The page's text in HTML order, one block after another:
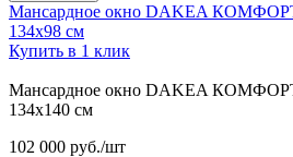
Мансардное окно DAKEA
134х98 см
Купить в 1 клик
Мансардное окно DAKEA
134х140 см
102 000 руб./шт